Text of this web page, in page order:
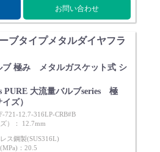
お問い合わせ
ブタイプメタルダイヤフラ
ブ 極み メタルガスケット式 シ
PURE 大流量バルブseries 極
ズ）
721-12.7-316LP-CRB#B
）： 12.7mm
ス鋼製(SUS316L)
：20.5